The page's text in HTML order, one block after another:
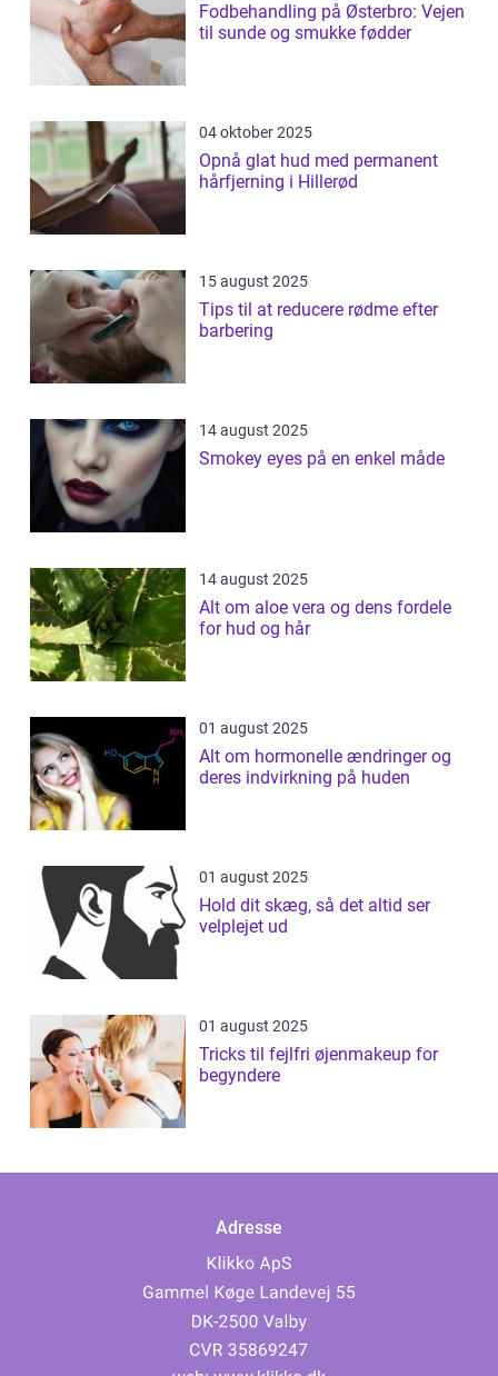
Fodbehandling på Østerbro: Vejen
til sunde og smukke fødder
04 oktober 2025
Opnå glat hud med permanent
hårfjerning i Hillerød
15 august 2025
Tips til at reducere rødme efter
barbering
14 august 2025
Smokey eyes på en enkel måde
14 august 2025
Alt om aloe vera og dens fordele
for hud og hår
01 august 2025
Alt om hormonelle ændringer og
deres indvirkning på huden
01 august 2025
Hold dit skæg, så det altid ser
velplejet ud
01 august 2025
Tricks til fejlfri øjenmakeup for
begyndere
Adresse